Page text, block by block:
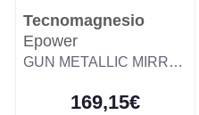
Tecnomagnesio
Epower
GUN METALLIC MIRROR
169,15€